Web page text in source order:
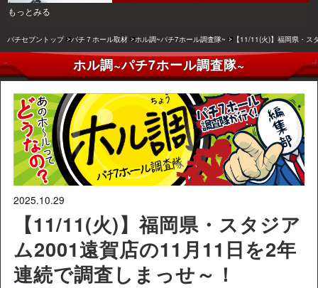
もっとみる
パチセブントップ パチ７ホール取材 ホル調~パチ7ホール調査隊~ 【11/11(火)】福岡県・
ホル調~パチ7ホール調査隊~
2025.10.29
【11/11(火)】福岡県・スタジア
ム2001遠賀店の11月11日を2年
連続で調査しまっせ～！